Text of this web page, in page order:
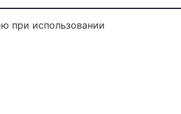
при использовании